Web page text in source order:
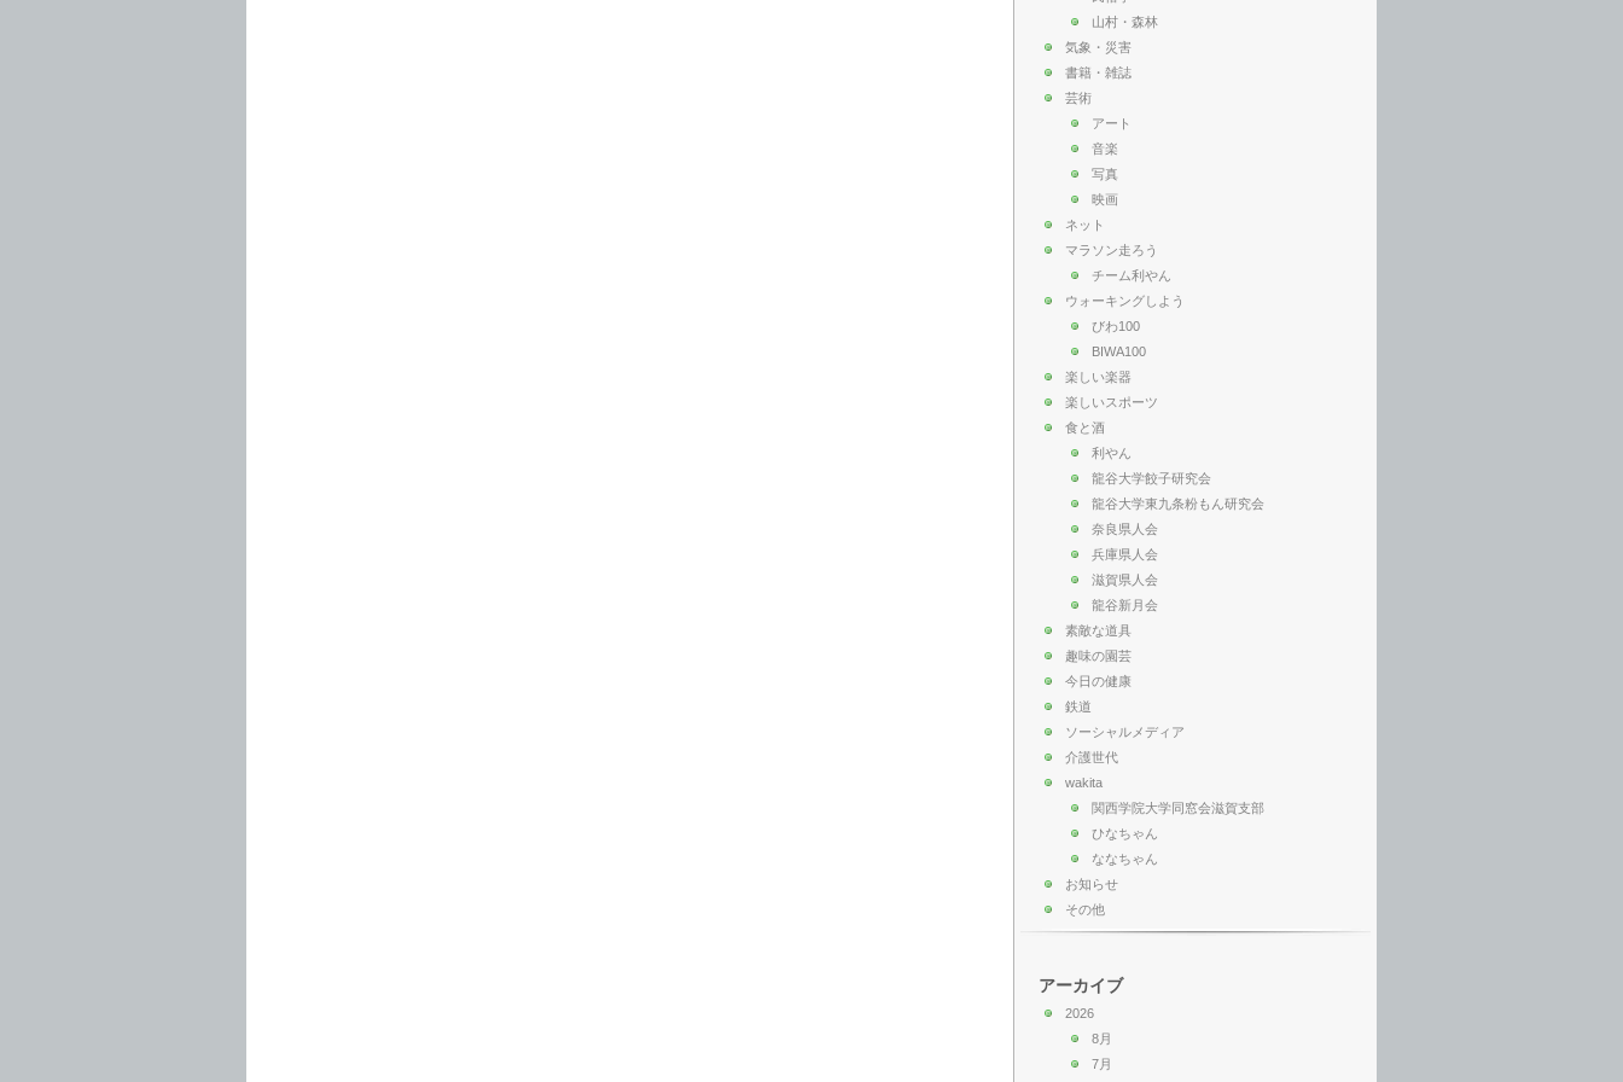
山村・森林
気象・災害
書籍・雑誌
芸術
アート
音楽
写真
映画
ネット
マラソン走ろう
チーム利やん
ウォーキングしよう
びわ100
BIWA100
楽しい楽器
楽しいスポーツ
食と酒
利やん
龍谷大学餃子研究会
龍谷大学東九条粉もん研究会
奈良県人会
兵庫県人会
滋賀県人会
龍谷新月会
素敵な道具
趣味の園芸
今日の健康
鉄道
ソーシャルメディア
介護世代
wakita
関西学院大学同窓会滋賀支部
ひなちゃん
ななちゃん
お知らせ
その他
アーカイブ
2026
8月
7月